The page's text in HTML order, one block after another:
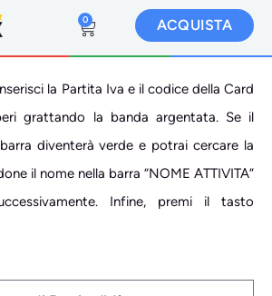
0 ACQUISTA
la Partita Iva e il codice della Card
grattando la banda argentata. Se il
diventerà verde e potrai cercare la
il nome nella barra “NOME ATTIVITA”
Infine, premi il tasto